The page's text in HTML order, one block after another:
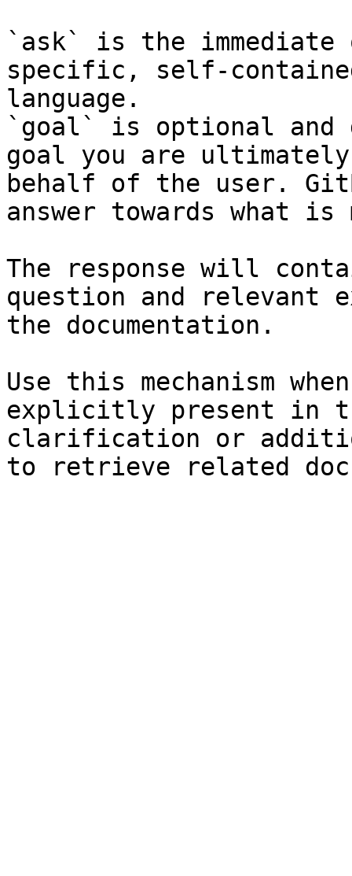
`ask` is the
specific, self-
language.
`goal` is optional and
goal you are
behalf of the user.
answer towards what
The response will
question and relevant
the documentation.
Use this mechanism
explicitly present in
clarification or